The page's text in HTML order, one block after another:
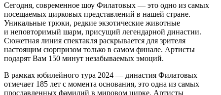
Сегодня, современное шоу Филатовых — это одно из самых
посещаемых цирковых представлений в нашей стране.
Уникальные трюки, редкие экзотические животные
и неповторимый шарм, присущий легендарной династии.
Сюжетная линия спектакля раскрывается для зрителя
настоящим сюрпризом только в самом финале. Артисты
подарят Вам 150 минут незабываемых эмоций.
В рамках юбилейного тура 2024 — династия Филатовых
отмечает 185 лет с момента основания, это одна из самых
прославленных фамилий в мировом цирке. Артисты